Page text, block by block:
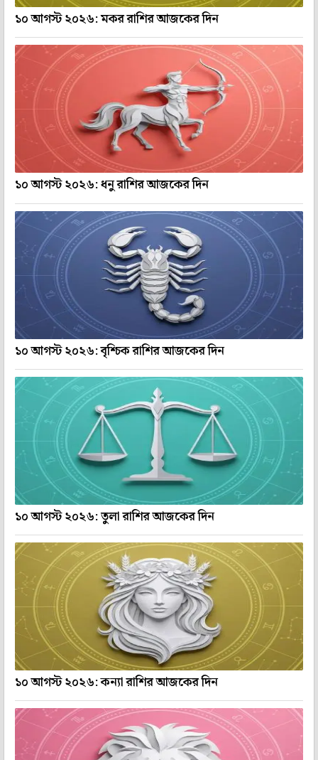
১০ আগস্ট ২০২৬: মকর রাশির আজকের দিন
১০ আগস্ট ২০২৬: ধনু রাশির আজকের দিন
১০ আগস্ট ২০২৬: বৃশ্চিক রাশির আজকের দিন
১০ আগস্ট ২০২৬: তুলা রাশির আজকের দিন
১০ আগস্ট ২০২৬: কন্যা রাশির আজকের দিন